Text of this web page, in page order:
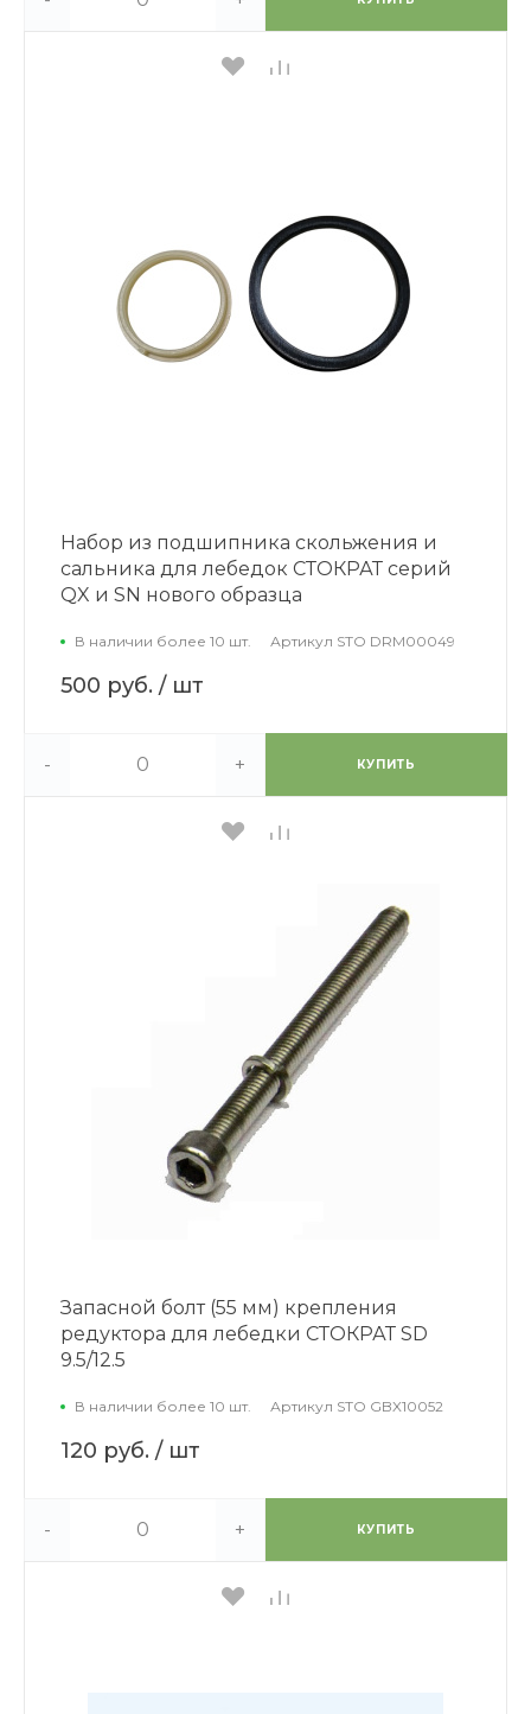
Набор из подшипника скольжения и
сальника для лебедок СТОКРАТ серий
QX и SN нового образца
В наличии более 10 шт. Артикул STO DRM00049
500 руб. / шт
- + КУПИТЬ
Запасной болт (55 мм) крепления
редуктора для лебедки СТОКРАТ SD
9.5/12.5
В наличии более 10 шт. Артикул STO GBX10052
120 руб. / шт
- + КУПИТЬ